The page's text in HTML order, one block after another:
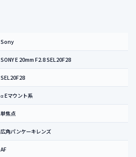
Sony
SONY E 20mm F2.8 SEL20F28
SEL20F28
α Eマウント系
単焦点
広角パンケーキレンズ
AF